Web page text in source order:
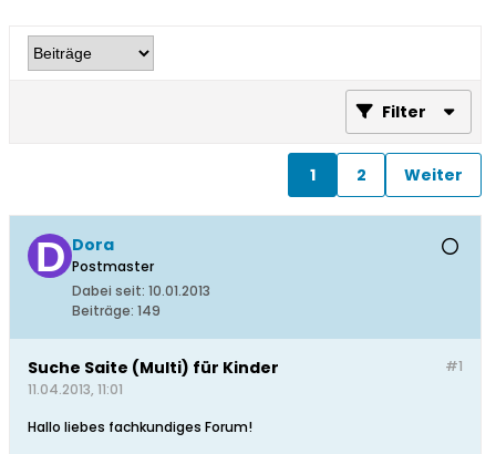
Filter
1 2 Weiter
Dora
Postmaster
Dabei seit: 10.01.2013
Beiträge: 149
#1
Suche Saite (Multi) für Kinder
11.04.2013, 11:01
Hallo liebes fachkundiges Forum!